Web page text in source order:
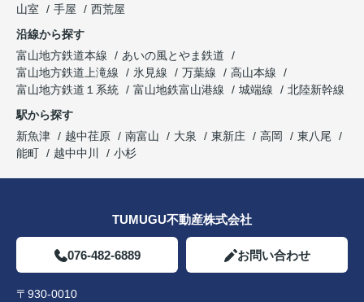
山室
手屋
西荒屋
沿線から探す
富山地方鉄道本線
あいの風とやま鉄道
富山地方鉄道上滝線
氷見線 万葉線
高山本線
富山地方鉄道１系統
富山地鉄富山港線 城端線
北陸新幹線
駅から探す
新魚津
越中荏原 南富山 大泉 東新庄 高岡
東八尾
能町
越中中川 小杉
TUMUGU不動産株式会社
076-482-6889 お問い合わせ
〒930-0010